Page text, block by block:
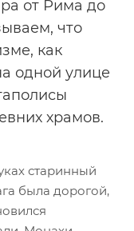
от Рима до
что
как
одной улице
храмов.
старинный
была дорогой,